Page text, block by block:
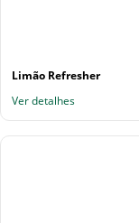
Limão Refresher
Ver detalhes